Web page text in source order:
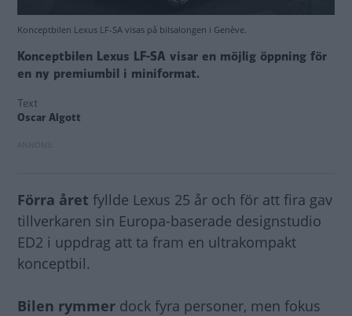
Konceptbilen Lexus LF-SA visas på bilsalongen i Genève.
Konceptbilen Lexus LF-SA visar en möjlig öppning för
en ny premiumbil i miniformat.
Text
Oscar Algott
Förra året fyllde Lexus 25 år och för att fira gav
tillverkaren sin Europa-baserade designstudio
ED2 i uppdrag att ta fram en ultrakompakt
konceptbil.
Bilen rymmer dock fyra personer, men fokus